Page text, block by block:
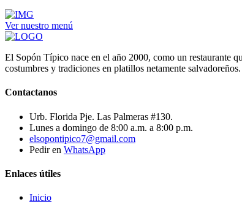
Ver nuestro menú
El Sopón Típico nace en el año 2000, como un restaurante
costumbres y tradiciones en platillos netamente salvadoreños.
Contactanos
Urb. Florida Pje. Las Palmeras #130.
Lunes a domingo de 8:00 a.m. a 8:00 p.m.
elsopontipico7@gmail.com
Pedir en WhatsApp
Enlaces útiles
Inicio